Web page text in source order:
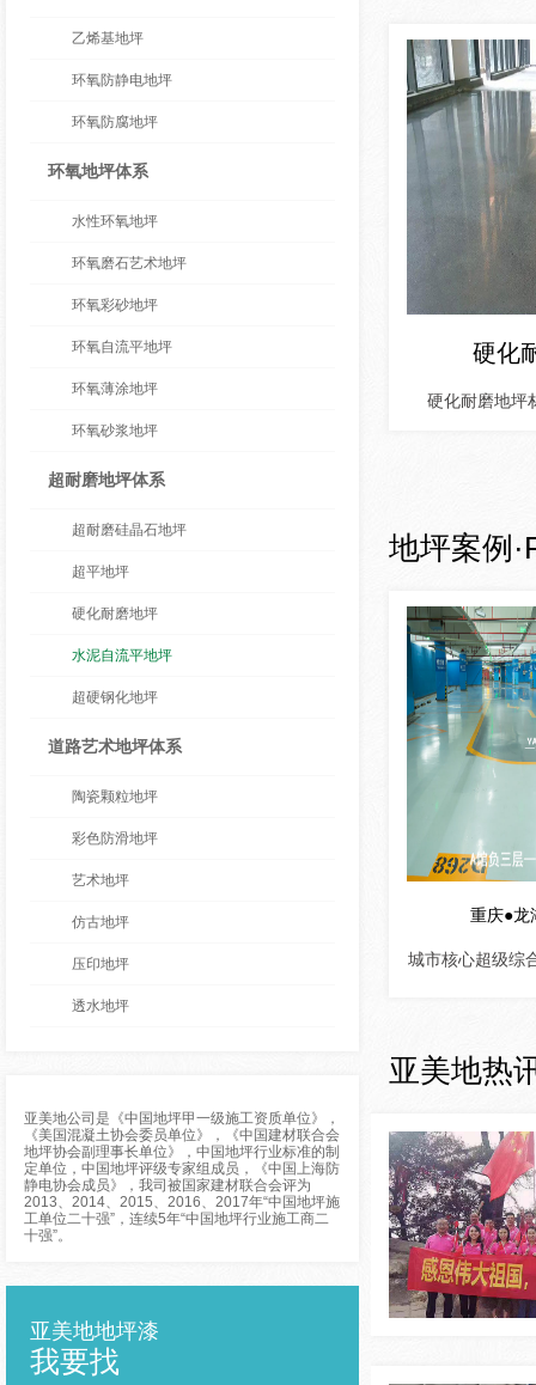
乙烯基地坪
环氧防静电地坪
环氧防腐地坪
环氧地坪体系
水性环氧地坪
环氧磨石艺术地坪
环氧彩砂地坪
环氧自流平地坪
环氧薄涂地坪
环氧砂浆地坪
超耐磨地坪体系
超耐磨硅晶石地坪
超平地坪
硬化耐磨地坪
水泥自流平地坪
超硬钢化地坪
道路艺术地坪体系
陶瓷颗粒地坪
彩色防滑地坪
艺术地坪
仿古地坪
压印地坪
透水地坪
亚美地公司是《中国地坪甲一级施工资质单位》，
《美国混凝土协会委员单位》，《中国建材联合会
地坪协会副理事长单位》，中国地坪行业标准的制
定单位，中国地坪评级专家组成员，《中国上海防
静电协会成员》，我司被国家建材联合会评为
2013、2014、2015、2016、2017年“中国地坪施
工单位二十强”，连续5年“中国地坪行业施工商二
十强”。
亚美地地坪漆
我要找
硬化
硬化耐磨地坪
地坪案例
重庆●龙
城市核心超级综
亚美地热